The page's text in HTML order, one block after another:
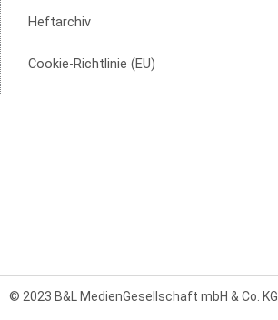
Heftarchiv
Cookie-Richtlinie (EU)
© 2023 B&L MedienGesellschaft mbH & Co. KG